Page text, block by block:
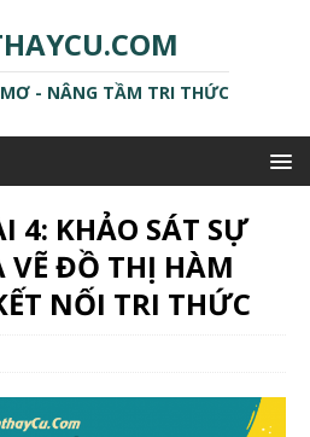
- NÂNG TẦM TRI THỨC
4: KHẢO SÁT SỰ
VẼ ĐỒ THỊ HÀM
NỐI TRI THỨC